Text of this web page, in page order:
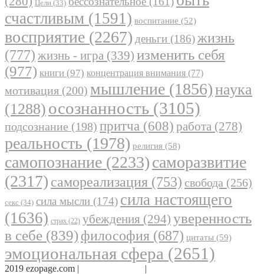
Цели (33)
счастливым (1591) воспитание (52)
восприятие (2267) деньги (186)жизнь
(777) жизнь - игра (339) изменить себя
(977) книги (97) концентрация внимания (77)
мотивация (200) мышление (1856)наука
(1288) осознанность (3105)
подсознание (198) притча (608) работа (278)
реальность (1978) религия (58)
самопознание (2233)саморазвитие
(2317) самореализация (753) свобода (256)
секс (34) сила мысли (174) сила настоящего
(1636) страх (22) убеждения (294) уверенность
в себе (839) философия (687) цитаты (59)
эмоциональная сфера (2651)
2019 ezopage.com | |